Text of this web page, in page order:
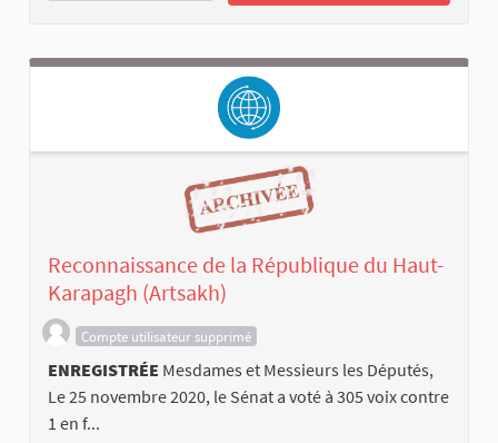
Reconnaissance de la République du Haut-
Karapagh (Artsakh)
Compte utilisateur supprimé
ENREGISTRÉE Mesdames et Messieurs les Députés,
Le 25 novembre 2020, le Sénat a voté à 305 voix contre
1 en f...